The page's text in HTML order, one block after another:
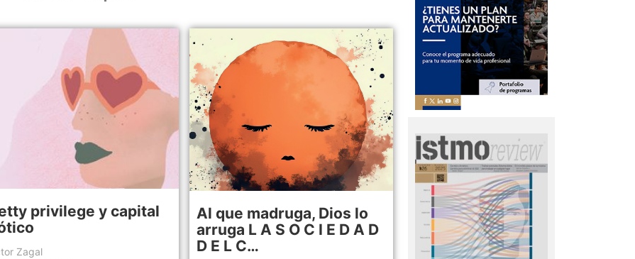
privilege y capital
Zagal
Al que madruga, Dios lo
arruga L A S O C I E D A D
D E L C…